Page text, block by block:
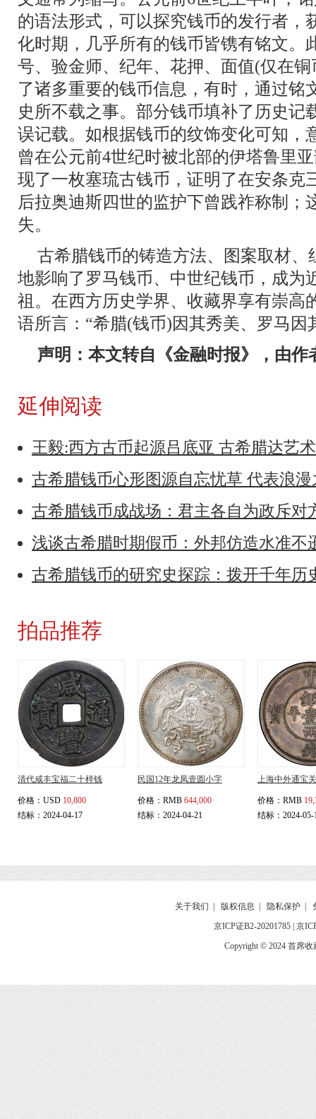
的语法形式，可以探究钱币的发行者，
化时期，几乎所有的钱币皆镌有铭文。
号、验金师、纪年、花押、面值(仅在
了诸多重要的钱币信息，有时，通过铭
史所不载之事。部分钱币填补了历史记
误记载。如根据钱币的纹饰变化可知，
曾在公元前4世纪时被北部的伊塔鲁里
现了一枚塞琉古钱币，证明了在安条克
后拉奥迪斯四世的监护下曾践祚称制；
失。
古希腊钱币的铸造方法、图案取材
地影响了罗马钱币、中世纪钱币，成为
祖。在西方历史学界、收藏界享有崇高
语所言：“希腊(钱币)因其秀美、罗马因
声明：本文转自《金融时报》，由
延伸阅读
王毅:西方古币起源吕底亚 古希腊达艺
古希腊钱币心形图源自忘忧草 代表浪
古希腊钱币成战场：君主各自为政斥对
浅谈古希腊时期假币：外邦仿造水准不
古希腊钱币的研究史探踪：拨开千年历
拍品推荐
清代咸丰宝福二十样钱
价格： USD 10,800
结标：2024-04-17
民国12年龙凤壹圆小字
价格： RMB 644,000
结标：2024-04-21
上海中外通宝
价格： RMB
结标：2024-05-
关于我们 版权信息 隐私保护
京ICP证B2-20201785 京
Copyright © 2024 首席收